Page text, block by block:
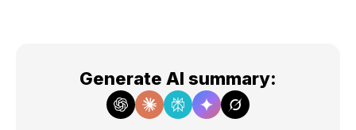
Generate AI summary: